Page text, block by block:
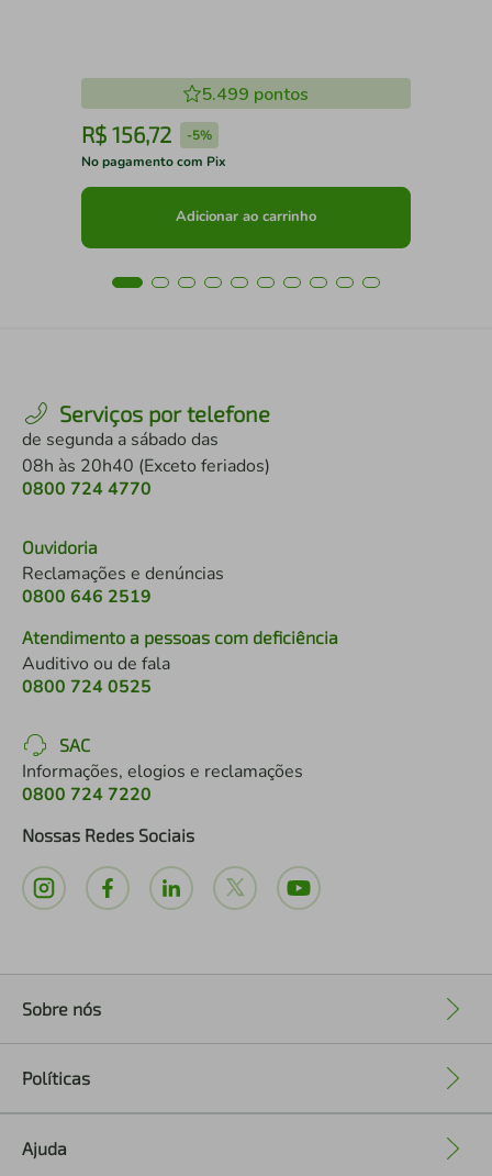
5.499 pontos
R$ 156,72 -5%
No pagamento com Pix
Adicionar ao carrinho
Serviços por telefone
de segunda a sábado das
08h às 20h40 (Exceto feriados)
0800 724 4770
Ouvidoria
Reclamações e denúncias
0800 646 2519
Atendimento a pessoas com deficiência
Auditivo ou de fala
0800 724 0525
SAC
Informações, elogios e reclamações
0800 724 7220
Nossas Redes Sociais
Sobre nós
Políticas
Ajuda